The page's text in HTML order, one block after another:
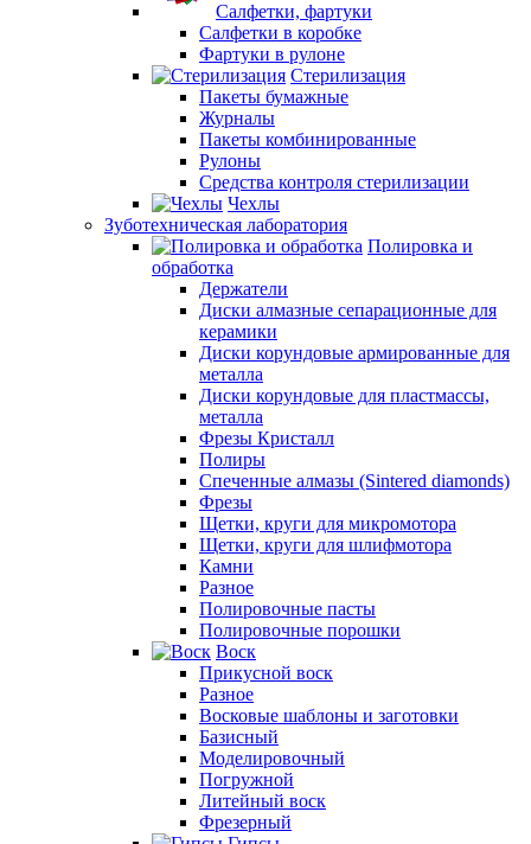
Салфетки, фартуки
Салфетки в коробке
Фартуки в рулоне
Стерилизация
Пакеты бумажные
Журналы
Пакеты комбинированные
Рулоны
Средства контроля стерилизации
Чехлы
Зуботехническая лаборатория
Полировка и
обработка
Держатели
Диски алмазные сепарационные для
керамики
Диски корундовые армированные для
металла
Диски корундовые для пластмассы,
металла
Фрезы Кристалл
Полиры
Спеченные алмазы (Sintered diamonds)
Фрезы
Щетки, круги для микромотора
Щетки, круги для шлифмотора
Камни
Разное
Полировочные пасты
Полировочные порошки
Воск
Прикусной воск
Разное
Восковые шаблоны и заготовки
Базисный
Моделировочный
Погружной
Литейный воск
Фрезерный